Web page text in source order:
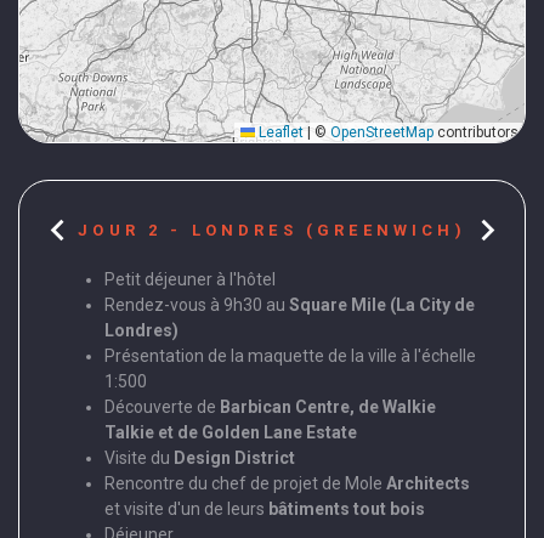
Leaflet | © OpenStreetMap contributors
JOUR 2 - LONDRES (GREENWICH)
Petit déjeuner à l'hôtel
Rendez-vous à 9h30 au Square Mile (La City de
Londres)
Présentation de la maquette de la ville à l'échelle
1:500
Découverte de Barbican Centre, de Walkie
Talkie et de Golden Lane Estate
Visite du Design District
Rencontre du chef de projet de Mole Architects
et visite d'un de leurs bâtiments tout bois
chevron_left chevron_right